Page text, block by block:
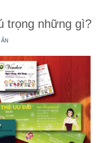
trọng những gì?